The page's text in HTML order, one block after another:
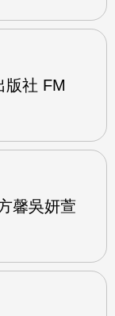
版社 FM
馨吳妍萱